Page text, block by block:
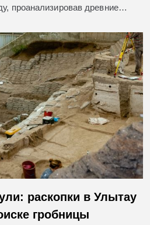
проанализировав древние…
раскопки в Улытау
гробницы